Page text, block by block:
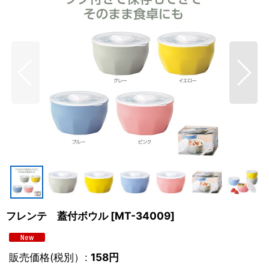
フレンテ 蓋付ボウル [MT-34009]
販売価格(税別） : 158円